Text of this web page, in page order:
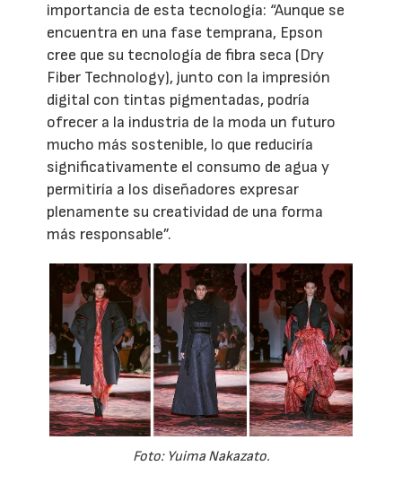
importancia de esta tecnología: “Aunque se
encuentra en una fase temprana, Epson
cree que su tecnología de fibra seca (Dry
Fiber Technology), junto con la impresión
digital con tintas pigmentadas, podría
ofrecer a la industria de la moda un futuro
mucho más sostenible, lo que reduciría
significativamente el consumo de agua y
permitiría a los diseñadores expresar
plenamente su creatividad de una forma
más responsable”.
Foto: Yuima Nakazato.